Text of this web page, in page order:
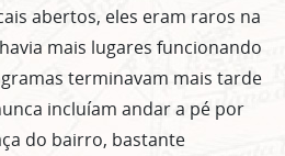
abertos, eles eram raros na
mais lugares funcionando
terminavam mais tarde
incluíam andar a pé por
do bairro, bastante